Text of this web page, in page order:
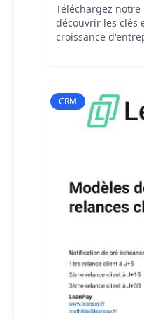
Téléchargez
découvrir les clés
croissance
CRM